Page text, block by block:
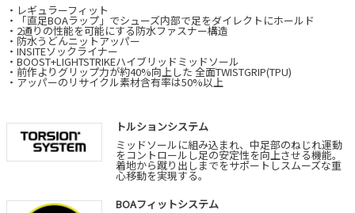
・レギュラーフィット
・「直足BOAラップ」でシューズ内部で足をダイレクトにホールド
・2通りの性能を可能にする防水ファスナー構造
・防水うどんニットアッパー
・INSITEソックライナー
・BOOST+LIGHTSTRIKEハイブリッドミッドソール
・前作よりグリップ力が約40%向上した 全面TWISTGRIP(TPU)
・アッパーのリサイクル素材含有率は50%以上
トルションシステム
ミッドソールに組み込まれ、中足部のねじれ運動
をコントロールし足の安定性を向上させる機能。
着地から蹴り出しまでをサポートしスムーズな重
心移動を実現する。
BOAフィットシステム